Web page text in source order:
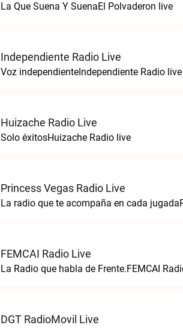
La Que Suena Y SuenaEl Polvaderon live
Independiente Radio Live
Voz independienteIndependiente Radio live
Huizache Radio Live
Solo éxitosHuizache Radio live
Princess Vegas Radio Live
La radio que te acompaña en cada
FEMCAI Radio Live
La Radio que habla de Frente.FEMCAI
DGT RadioMovil Live